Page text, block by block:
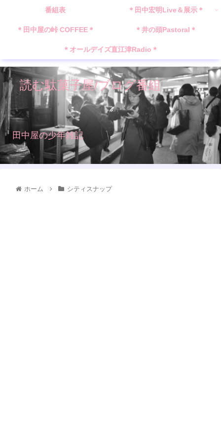
読む駄菓子屋/ブログ番組
田中屋の少年雑記
番組表 ＊田中宏明Live＆展示＊
＊田中屋の峠 COFFEE＊ ＊井の頭Pastoral＊
＊オールデイズ直江津Radio＊
ホーム シティスナップ